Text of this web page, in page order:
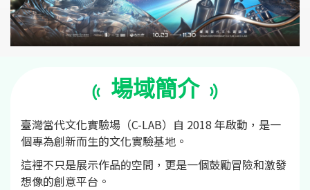
場域簡介
臺灣當代文化實驗場（C-LAB）自 2018 年啟動，是一
個專為創新而生的文化實驗基地。
這裡不只是展示作品的空間，更是一個鼓勵冒險和激發
想像的創意平台。